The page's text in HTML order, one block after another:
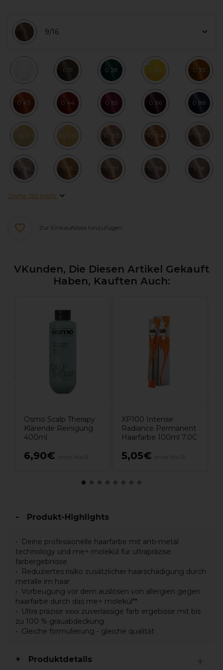
9/16
0.11 0.28 0.30 0.33
0.43 0.44 0.65 0.66 0.88
10.0 10.00 10.03 10.04 10.1
10.16 10.3 10.31 10.38 10.8
Siehe 150 mehr
Zur Einkaufsliste hinzufügen
VKunden, Die Diesen Artikel Gekauft
Haben, Kauften Auch:
Osmo Scalp Therapy
Klärende Reinigung
400ml
6,90€
XP100 Intense
Radiance Permanent
Haarfarbe 100ml 7.0C
5,05€
Produkt-Highlights
Deine professionelle haarfarbe mit anti-metal
technology und me+ molekül für ultrapräzise
farbergebnisse
Reduziertes risiko zusätzlicher haarschädigung durch
metalle im haar
Vorbeugung vor dem auslösen von allergien gegen
haarfarbe durch das me+ molekül**
Ultra präzise xxxx zuverlässige farb ergebisse mit bis
zu 100 % grauabdeckung
Gleiche formulierung - gleiche qualität
Produktdetails